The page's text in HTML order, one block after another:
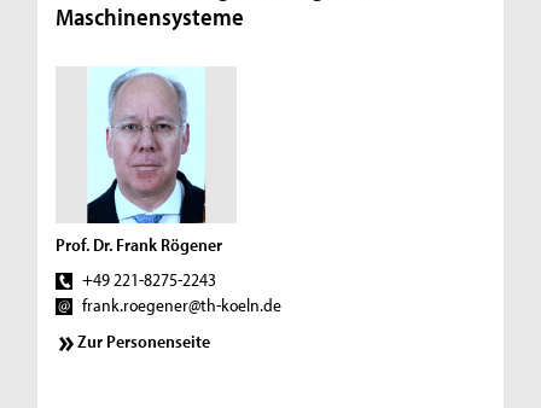
Maschinensysteme
Prof. Dr. Frank Rögener
+49 221-8275-2243
frank.roegener@th-koeln.de
Zur Personenseite